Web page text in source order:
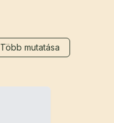
Több mutatása